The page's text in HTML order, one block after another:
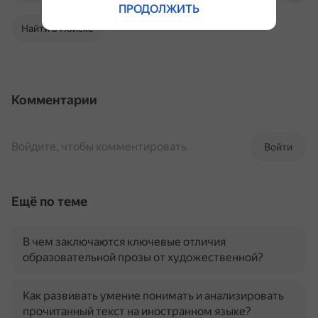
Найти в Поиске
Комментарии
Войти
Войдите, чтобы комментировать
Ещё по теме
В чем заключаются ключевые отличия
образовательной прозы от художественной?
Как развивать умение понимать и анализировать
прочитанный текст на иностранном языке?
ПРОДОЛЖИТЬ